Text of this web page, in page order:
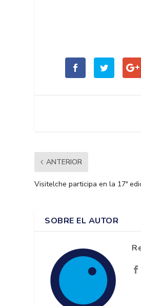
ANTERIOR
Visitelche participa en la 17ª
SOBRE EL AUTOR